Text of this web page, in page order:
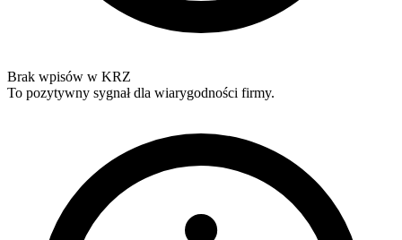
Brak wpisów w KRZ
To pozytywny sygnał dla wiarygodności firmy.